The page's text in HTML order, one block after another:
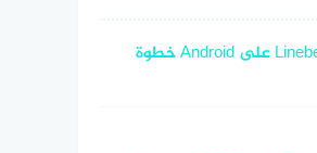
كيفية تحميل Linebet APK على Android خطوة